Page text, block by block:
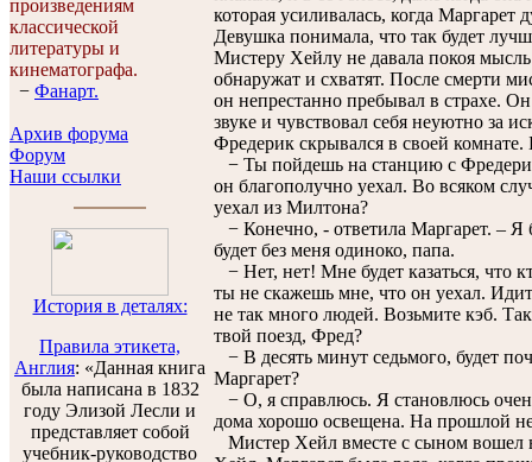
произведениям
классической
литературы и
кинематографа.
− Фанарт.
Архив форума
Форум
Наши ссылки
История в деталях:
Правила этикета,
Англия: «Данная книга
была написана в 1832
году Элизой Лесли и
представляет собой
учебник-руководство
которая усиливалась, когда Маргарет
Девушка понимала, что так будет
Мистеру Хейлу не давала покоя
обнаружат и схватят. После смерти
он непрестанно пребывал в страхе.
звуке и чувствовал себя неуютно за
Фредерик скрывался в своей
− Ты пойдешь на станцию с
он благополучно уехал. Во всяком
уехал из Милтона?
− Конечно, - ответила Маргарет. – Я
будет без меня одиноко, папа.
− Нет, нет! Мне будет казаться, что
ты не скажешь мне, что он уехал.
не так много людей. Возьмите кэб.
твой поезд, Фред?
− В десять минут седьмого, будет
Маргарет?
− О, я справлюсь. Я становлюсь
дома хорошо освещена. На прошлой
Мистер Хейл вместе с сыном вошел